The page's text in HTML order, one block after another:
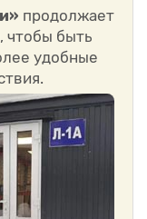
продолжает
чтобы быть
удобные